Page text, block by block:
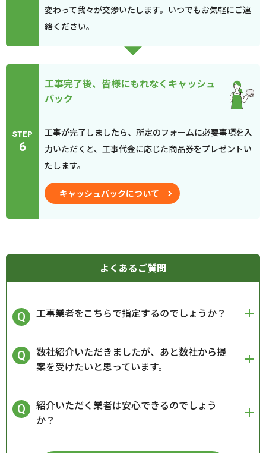
変わって我々が交渉いたします。いつでもお気軽にご連
絡ください。
STEP
6
工事完了後、皆様にもれなくキャッシュ
バック
工事が完了しましたら、所定のフォームに必要事項を入
力いただくと、工事代金に応じた商品券をプレゼントい
たします。
キャッシュバックについて
よくあるご質問
工事業者をこちらで指定するのでしょうか？
数社紹介いただきましたが、あと数社から提
案を受けたいと思っています。
紹介いただく業者は安心できるのでしょう
か？